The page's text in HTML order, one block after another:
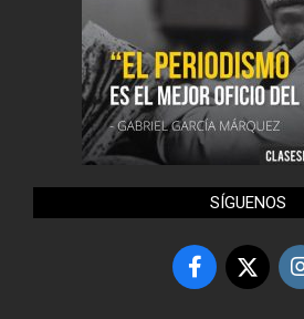
SÍGUENOS